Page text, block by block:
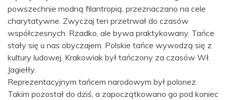
powszechnie modną filantropią, przeznaczano na cele
charytatywne. Zwyczaj ten przetrwał do czasów
współczesnych. Rzadko, ale bywa praktykowany. Tańce
stały się u nas obyczajem. Polskie tańce wywodzą się z
kultury ludowej. Krakowiak był tańczony za czasów Wł.
Jagiełły.
Reprezentacyjnym tańcem narodowym był polonez.
Takim pozostał do dziś, a zapoczątkowano go pod koniec